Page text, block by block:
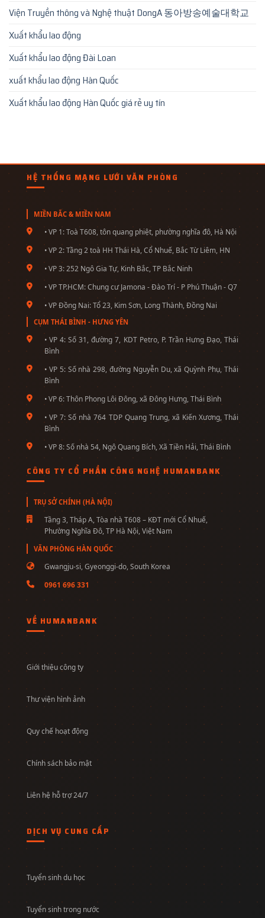
Viện Truyền thông và Nghệ thuật DongA 동아방송예술대학교
Xuất khẩu lao động
Xuất khẩu lao động Đài Loan
xuất khẩu lao động Hàn Quốc
Xuất khẩu lao động Hàn Quốc giá rẻ uy tín
CÔNG TY CỔ PHẦN CÔNG NGHỆ HUMANBANK
TRỤ SỞ CHÍNH (HÀ NỘI)
Tầng 3, Tháp A, Tòa nhà T608 – KĐT mới Cổ Nhuế,
Phường Nghĩa Đô, TP Hà Nội, Việt Nam
VĂN PHÒNG HÀN QUỐC
Gwangju-si, Gyeonggi-do, South Korea
0961 696 331
HỆ THỐNG MẠNG LƯỚI VĂN PHÒNG
MIỀN BẮC & MIỀN NAM
• VP 1: Toà T608, tôn quang phiệt, phường nghĩa đô, Hà Nội
• VP 2: Tầng 2 toà HH Thái Hà, Cổ Nhuế, Bắc Từ Liêm, HN
• VP 3: 252 Ngô Gia Tự, Kinh Bắc, TP Bắc Ninh
• VP TP.HCM: Chung cư Jamona - Đào Trí - P Phú Thuận - Q7
• VP Đồng Nai: Tổ 23, Kim Sơn, Long Thành, Đồng Nai
CỤM THÁI BÌNH - HƯNG YÊN
• VP 4: Số 31, đường 7, KDT Petro, P. Trần Hưng Đạo, Thái
Bình
• VP 5: Số nhà 298, đường Nguyễn Du, xã Quỳnh Phụ, Thái
Bình
• VP 6: Thôn Phong Lôi Đông, xã Đông Hưng, Thái Bình
• VP 7: Số nhà 764 TDP Quang Trung, xã Kiến Xương, Thái
Bình
• VP 8: Số nhà 54, Ngô Quang Bích, Xã Tiền Hải, Thái Bình
VỀ HUMANBANK
Giới thiệu công ty
Thư viện hình ảnh
Quy chế hoạt động
Chính sách bảo mật
Liên hệ hỗ trợ 24/7
DỊCH VỤ CUNG CẤP
Tuyển sinh du học
Tuyển sinh trong nước